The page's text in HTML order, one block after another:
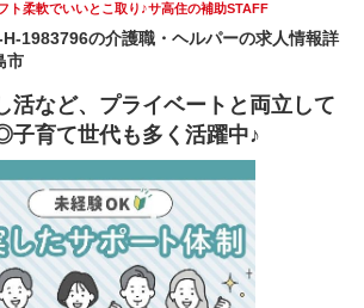
ト柔軟でいいとこ取り♪サ高住の補助STAFF
1983796の介護職・ヘルパーの求人情報詳
市
活など、プライベートと両立して
育て世代も多く活躍中♪